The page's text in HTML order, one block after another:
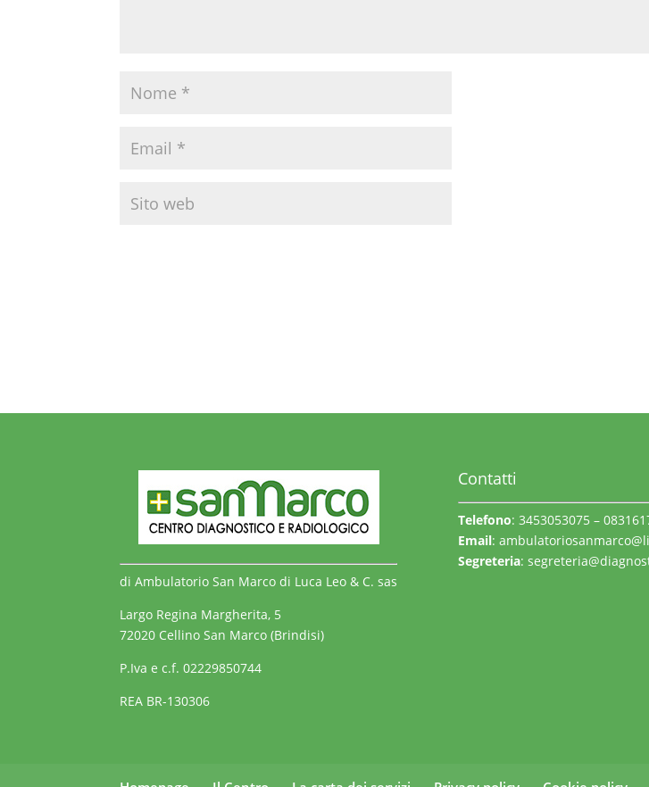
di Ambulatorio San Marco di Luca Leo & C. sas
Largo Regina Margherita, 5
72020 Cellino San Marco (Brindisi)
P.Iva e c.f. 02229850744
REA BR-130306
Contatti
Telefono: 3453053075 –
Email:
Segreteria: